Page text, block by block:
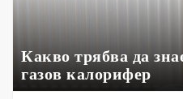
Какво трябва да
газов калорифер